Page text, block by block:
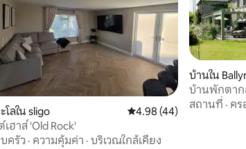
โลใน sligo คะแนนเฉลี่ย 4.98 จาก 5,
4.98 (44)
เฮาส์ 'Old Rock'
ครัว · ความคุ้มค่า · บริเวณใกล้เคียง
บ้านใน
บ้านพักตาก
และโรเบิร์ต
สถานที่ · คร